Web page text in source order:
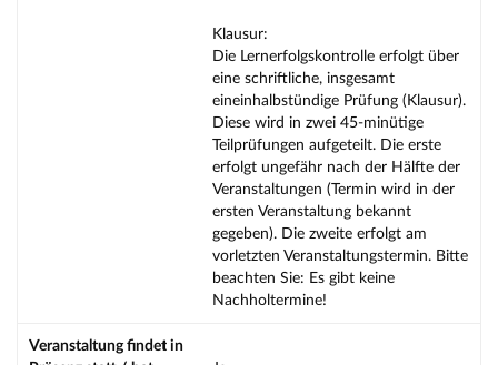
Klausur:
Die Lernerfolgskontrolle erfolgt über
eine schriftliche, insgesamt
eineinhalbstündige Prüfung (Klausur).
Diese wird in zwei 45-minütige
Teilprüfungen aufgeteilt. Die erste
erfolgt ungefähr nach der Hälfte der
Veranstaltungen (Termin wird in der
ersten Veranstaltung bekannt
gegeben). Die zweite erfolgt am
vorletzten Veranstaltungstermin. Bitte
beachten Sie: Es gibt keine
Nachholtermine!
Veranstaltung findet in